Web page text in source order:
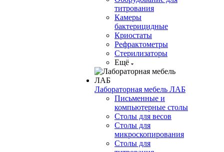
титрования
Камеры
бактерицидные
Криостаты
Рефрактометры
Стерилизаторы
Ещё
Лабораторная мебель ЛАБ
Письменные и
компьютерные столы
Столы для весов
Столы для
микроскопирования
Столы для